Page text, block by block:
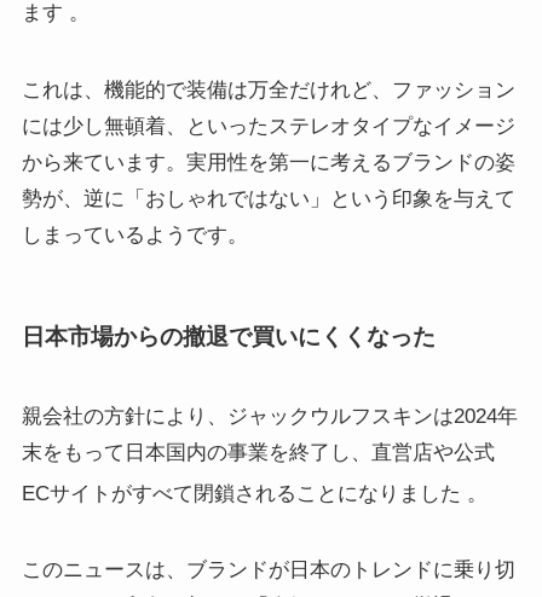
ます 。
これは、機能的で装備は万全だけれど、ファッション
には少し無頓着、といったステレオタイプなイメージ
から来ています。実用性を第一に考えるブランドの姿
勢が、逆に「おしゃれではない」という印象を与えて
しまっているようです。
日本市場からの撤退で買いにくくなった
親会社の方針により、ジャックウルフスキンは2024年
末をもって日本国内の事業を終了し、直営店や公式
ECサイトがすべて閉鎖されることになりました 。
このニュースは、ブランドが日本のトレンドに乗り切